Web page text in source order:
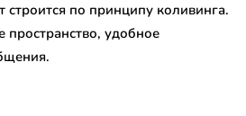
строится по принципу коливинга.
удобное